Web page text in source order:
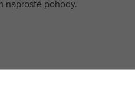
naprosté pohody.